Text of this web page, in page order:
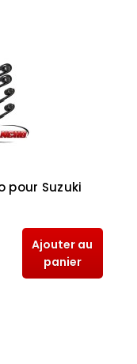
pour Suzuki
Ajouter au
panier